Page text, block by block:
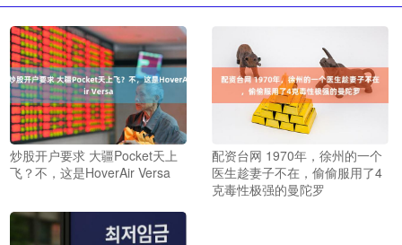
炒股开户要求 大疆Pocket天上
飞？不，这是HoverAir Versa
配资台网 1970年，徐州的一个
医生趁妻子不在，偷偷服用了4
克毒性极强的曼陀罗